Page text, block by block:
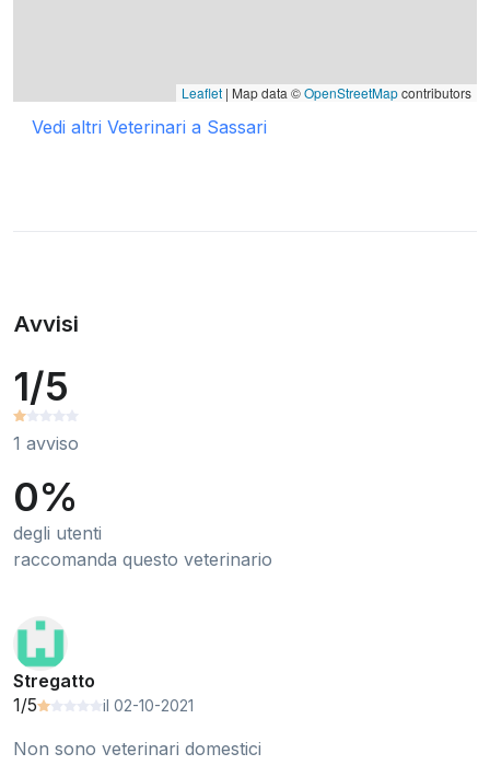
Leaflet | Map data ©OpenStreetMapcontributors
Vedi altri Veterinari a Sassari
Avvisi
1/5
1 avviso
0%
degli utenti
raccomanda questo veterinario
Stregatto
1/5
il 02-10-2021
Non sono veterinari domestici